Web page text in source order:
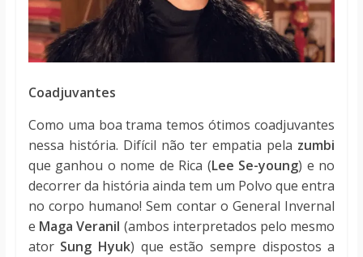
Coadjuvantes
Como uma boa trama temos ótimos coadjuvantes
nessa história. Difícil não ter empatia pela zumbi
que ganhou o nome de Rica (Lee Se-young) e no
decorrer da história ainda tem um Polvo que entra
no corpo humano! Sem contar o General Invernal
e Maga Veranil (ambos interpretados pelo mesmo
ator Sung Hyuk) que estão sempre dispostos a